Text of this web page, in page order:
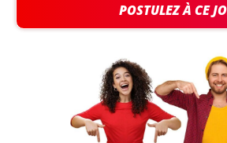
POSTULEZ À CE